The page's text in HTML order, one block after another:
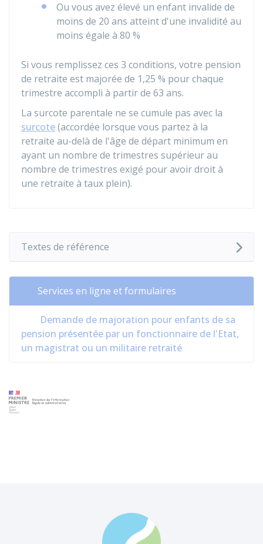
Ou vous avez élevé un enfant invalide de
moins de 20 ans atteint d'une invalidité au
moins égale à 80 %
Si vous remplissez ces 3 conditions, votre pension
de retraite est majorée de 1,25 % pour chaque
trimestre accompli à partir de 63 ans.
La surcote parentale ne se cumule pas avec la
surcote(accordée lorsque vous partez à la
retraite au-delà de l'âge de départ minimum en
ayant un nombre de trimestres supérieur au
nombre de trimestres exigé pour avoir droit à
une retraite à taux plein).
Textes de référence
Services en ligne et formulaires
Demande de majoration pour enfants de sa
pension présentée par un fonctionnaire de l'Etat,
un magistrat ou un militaire retraité